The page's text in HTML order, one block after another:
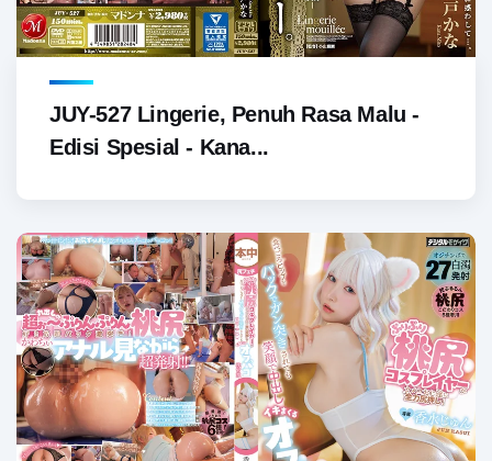
JUY-527 Lingerie, Penuh Rasa Malu -
Edisi Spesial - Kana...